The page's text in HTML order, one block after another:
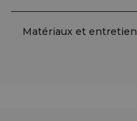
Matériaux et entretien